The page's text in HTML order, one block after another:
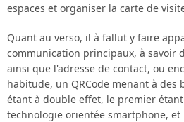
espaces et organiser la carte de
Quant au verso, il à fallut y faire
communication principaux, à savoir
ainsi que l'adresse de contact, ou
habitude, un QRCode menant à des
étant à double effet, le premier
technologie orientée smartphone,